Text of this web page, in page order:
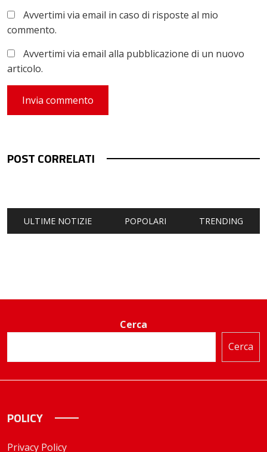
Avvertimi via email in caso di risposte al mio
commento.
Avvertimi via email alla pubblicazione di un nuovo
articolo.
POST CORRELATI
ULTIME NOTIZIE POPOLARI TRENDING
Cerca
Cerca
POLICY
Privacy Policy